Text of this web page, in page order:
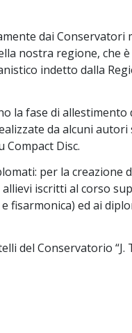
dai Conservatori
nostra regione, che
indetto dalla
la fase di allestimento
da alcuni autori
Disc.
per la creazione
iscritti al corso
fisarmonica) ed ai
del Conservatorio “J.